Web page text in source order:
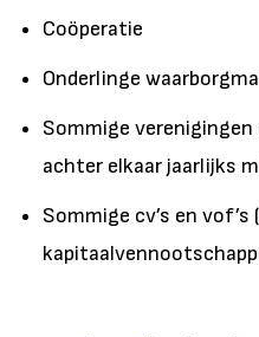
Coöperatie
Onderlinge
Sommige
achter elkaar jaarlijks
Sommige cv’s en